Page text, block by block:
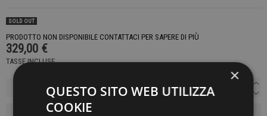
SOLD OUT
PRODOTTO NON DISPONIBILE CONTATTACI PER SAPERE DI PIÙ
329,00 €
TASSE INCLUSE
×
QUESTO SITO WEB UTILIZZA
COOKIE